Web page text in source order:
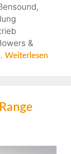
&
Weiterlesen